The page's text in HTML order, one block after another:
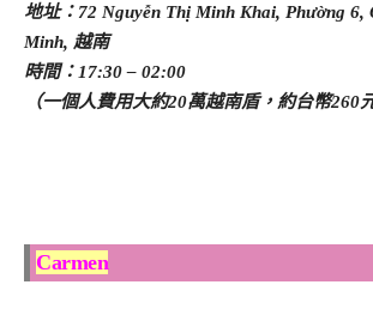
地址：72 Nguyễn Thị Minh Khai, Phường 6,
Minh, 越南
時間：17:30 – 02:00
（一個人費用大約20萬越南盾，約台幣260
Carmen